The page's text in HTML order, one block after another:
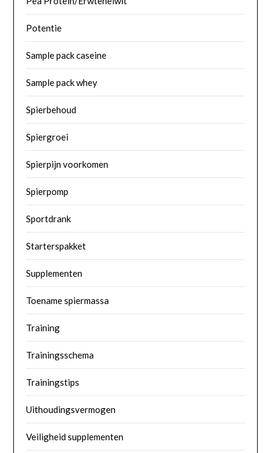
Potentie
Sample pack caseine
Sample pack whey
Spierbehoud
Spiergroei
Spierpijn voorkomen
Spierpomp
Sportdrank
Starterspakket
Supplementen
Toename spiermassa
Training
Trainingsschema
Trainingstips
Uithoudingsvermogen
Veiligheid supplementen